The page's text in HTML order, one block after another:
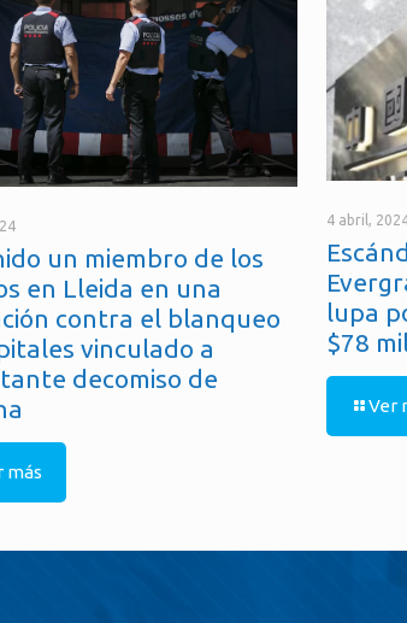
un miembro de los
en Lleida en una
contra el blanqueo
vinculado a
decomiso de
más
4 abril,
lupa
$78
Ver